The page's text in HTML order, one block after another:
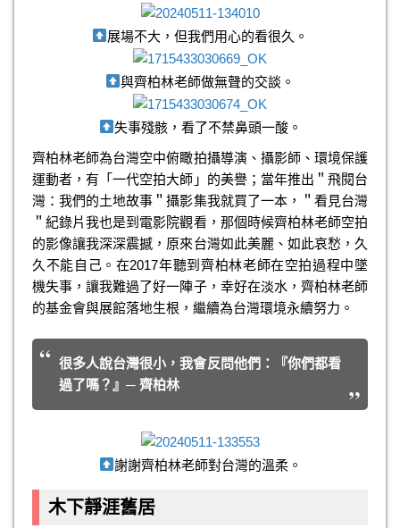
展場不大，但我們用心的看很久。
與齊柏林老師做無聲的交談。
失事殘骸，看了不禁鼻頭一酸。
齊柏林老師為台灣空中俯瞰拍攝導演、攝影師、環境保護
運動者，有「一代空拍大師」的美譽；當年推出＂飛閱台
灣：我們的土地故事＂攝影集我就買了一本，＂看見台灣
＂紀錄片我也是到電影院觀看，那個時候齊柏林老師空拍
的影像讓我深深震撼，原來台灣如此美麗、如此哀愁，久
久不能自己。在2017年聽到齊柏林老師在空拍過程中墜
機失事，讓我難過了好一陣子，幸好在淡水，齊柏林老師
的基金會與展館落地生根，繼續為台灣環境永續努力。
很多人說台灣很小，我會反問他們：『你們都看
過了嗎？』─ 齊柏林
謝謝齊柏林老師對台灣的溫柔。
木下靜涯舊居